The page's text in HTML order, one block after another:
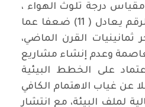
في مقياس درجة تلوث الهواء ،
وأضاف الحلو أن هذا الرقم يعادل ( 11) ضعفا عما
ثمانينيات القرن الماضي،
وعدم إنشاء مشاريع
على الخطط البيئية
عن غياب الاهتمام الكافي
لملف البيئة، مع انتشار